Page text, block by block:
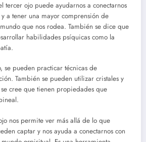
tercer ojo puede ayudarnos a conectarnos
a tener una mayor comprensión de
que nos rodea. También se dice que
habilidades psíquicas como la
se pueden practicar técnicas de
También se pueden utilizar cristales y
cree que tienen propiedades que
nos permite ver más allá de lo que
captar y nos ayuda a conectarnos con